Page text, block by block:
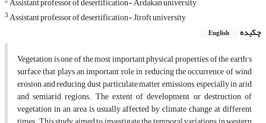
3Assistant professor of desertification- Jiroft university
چکیده
English
Vegetation is one of the most important physical properties of the earth's
surface that plays an important role in reducing the occurrence of wind
erosion and reducing dust particulate matter emissions, especially in arid
and semiarid regions. The extent of development or destruction of
vegetation in an area is usually affected by climate change at different